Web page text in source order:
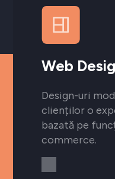
Web
Design-uri
clienților o
bazată pe
commerce.